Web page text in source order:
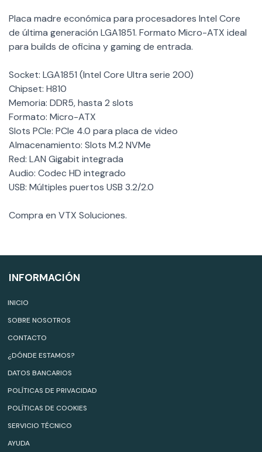
Placa madre económica para procesadores Intel Core
de última generación LGA1851. Formato Micro-ATX ideal
para builds de oficina y gaming de entrada.
Socket: LGA1851 (Intel Core Ultra serie 200)
Chipset: H810
Memoria: DDR5, hasta 2 slots
Formato: Micro-ATX
Slots PCIe: PCIe 4.0 para placa de video
Almacenamiento: Slots M.2 NVMe
Red: LAN Gigabit integrada
Audio: Codec HD integrado
USB: Múltiples puertos USB 3.2/2.0
Compra en VTX Soluciones.
INFORMACIÓN
INICIO
SOBRE NOSOTROS
CONTACTO
¿DÓNDE ESTAMOS?
DATOS BANCARIOS
POLÍTICAS DE PRIVACIDAD
POLÍTICAS DE COOKIES
SERVICIO TÉCNICO
AYUDA